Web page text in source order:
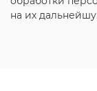
на их